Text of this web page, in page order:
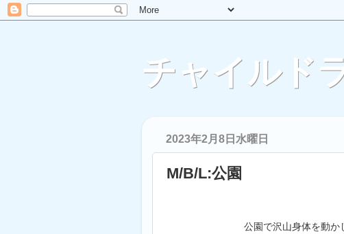
チャイルド
2023年2月8日水曜日
M/B/L:公園
公園で沢山身体を動か